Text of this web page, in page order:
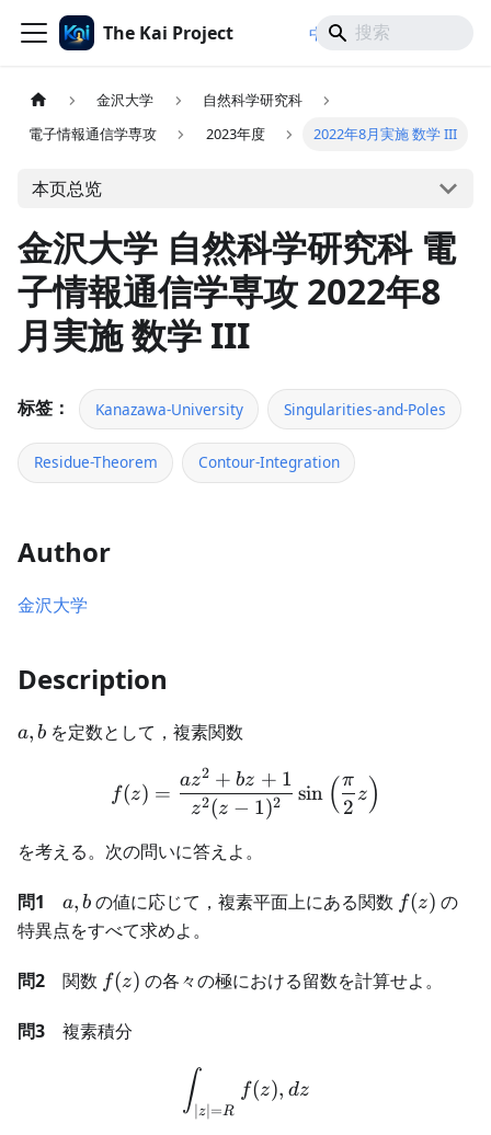
The Kai Project 中文/ 日本語
金沢大学
自然科学研究科
電子情報通信学専攻
2023年度 2022年8月実施 数学 III
本页总览
金沢大学 自然科学研究科 電
子情報通信学専攻 2022年8
月実施 数学 III
标签： Kanazawa-University Singularities-and-Poles
Residue-Theorem Contour-Integration
Author
金沢大学
Description
a,b
a, b を定数として，複素関数
f(z) =
z2(z − 1)2
az2 + bz + 1
sin ( 2
π
z)
を考える。次の問いに答えよ。
問1 a,b
a, b の値に応じて，複素平面上にある関数 f(z)
f(z) の
特異点をすべて求めよ。
問2 関数 f(z)
f(z) の各々の極における留数を計算せよ。
問3 複素積分
\int_{|z|=R} f(z),dz
∫ z =R
f(z), dz